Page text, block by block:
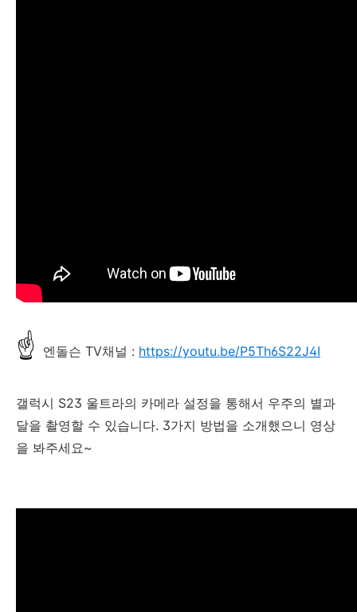
☝ 엔돌슨 TV채널 : https://youtu.be/P5Th6S22J4I
갤럭시 S23 울트라의 카메라 설정을 통해서 우주의 별과
달을 촬영할 수 있습니다. 3가지 방법을 소개했으니 영상
을 봐주세요~